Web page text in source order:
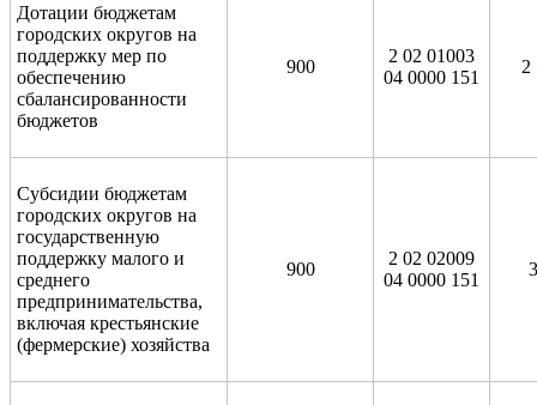
Дотации бюджетам
городских округов на
поддержку мер по
обеспечению
сбалансированности
бюджетов
900
2 02 01003
04 0000 151
2
Субсидии бюджетам
городских округов на
государственную
поддержку малого и
среднего
предпринимательства,
включая крестьянские
(фермерские) хозяйства
900
2 02 02009
04 0000 151